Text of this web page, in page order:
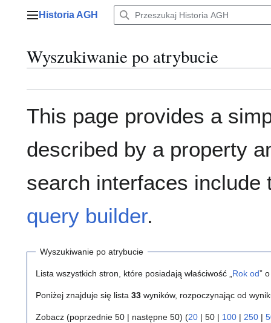
Menu główne
Historia AGH
Wyszukiwanie po atrybucie
This page provides a
described by a property
search interfaces include
query builder.
Wyszukiwanie po atrybucie
Lista wszystkich stron, które posiadają właściwość „ Rok od”
Poniżej znajduje się lista 33 wyników, rozpoczynając od
Zobacz (poprzednie 50 | następne 50) (20 | 50 | 100 | 250 |